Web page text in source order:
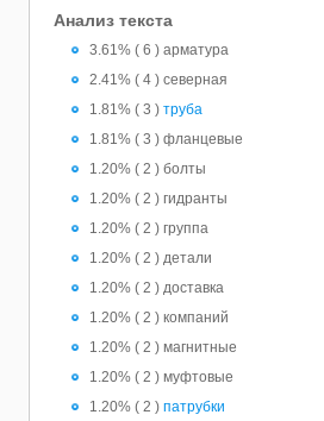
Анализ текста
3.61% ( 6 ) арматура
2.41% ( 4 ) северная
1.81% ( 3 ) труба
1.81% ( 3 ) фланцевые
1.20% ( 2 ) болты
1.20% ( 2 ) гидранты
1.20% ( 2 ) группа
1.20% ( 2 ) детали
1.20% ( 2 ) доставка
1.20% ( 2 ) компаний
1.20% ( 2 ) магнитные
1.20% ( 2 ) муфтовые
1.20% ( 2 ) патрубки